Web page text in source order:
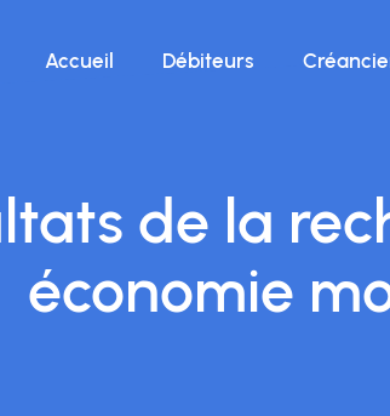
Accueil Débiteurs
de la
économie